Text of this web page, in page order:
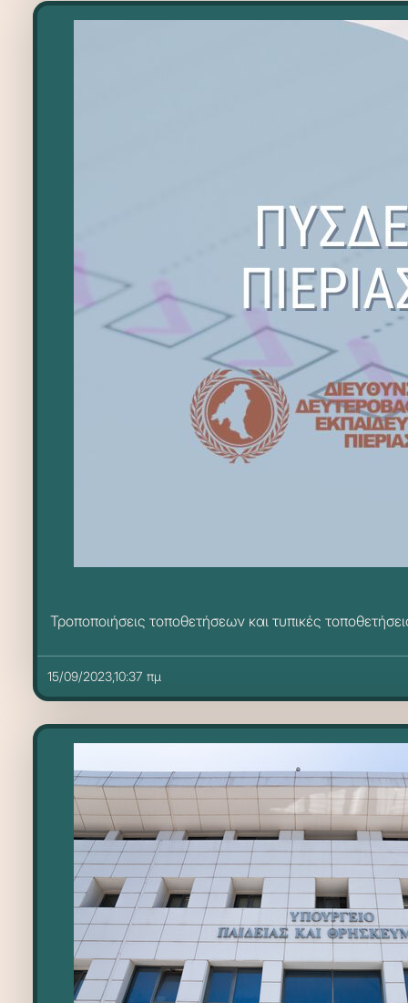
Τροποποιήσεις τοποθετήσεων και τυπικές
15/09/2023,10:37 πμ